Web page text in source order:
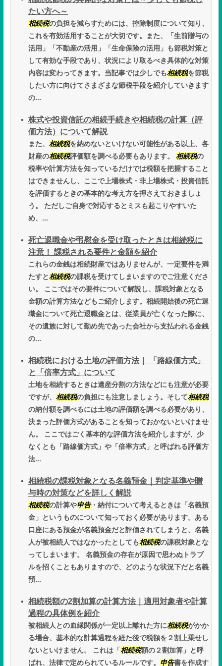
たい方へ～
相続税の負担を減らすためには、控除制度について知り、
これを有効活用することが大切です。また、「生前贈与の
活用」「不動産の活用」「生命保険の活用」も節税対策と
して有効な手段であり、状況により取るべき具体的な対策
内容は変わってきます。当記事では少しでも相続税を節税
したい方に向けてさまざまな節税手段を紹介していきます
の...
株式や投資信託の相続手続きや相続税の計算（評
価方法）について解説
また、 相続税を納めないといけない可能性がある以上、各
財産の相続税評価額を調べる必要もあります。 相続税の
税率や計算方法を知っているだけでは税額を把握すること
はできませんし、ここで上場株式・非上場株式・投資信託
を評価するときの基本的な考え方を押さえておきましょ
う。 ただしご自身で対応するとミスも起こりやすいた
め、...
死亡退職金や弔慰金を受け取ったときは相続税に
注意！ 課税される要件と金額を紹介
これらの金銭は相続財産ではありませんが、一定要件を満
たすと相続税の課税を受けてしまいますのでご注意くださ
い。 ここではその要件について解説し、課税対象となる
金額の計算方法などもご紹介します。相続開始後の死亡退
職金について死亡退職金とは、従業員が亡くなった際に、
その遺族に対して勤め先であった会社から支払われる金銭
の...
相続税における土地の評価方法｜ 「路線価方式」
と「倍率方式」について
土地を相続するときは遺産分割の方法などにも注意が必要
ですが、 相続税の負担にも注意しましょう。そして相続税
の納付額を調べるには土地の評価額を調べる必要があり、
決まった評価方式があることを知っておかないといけませ
ん。 ここではごく基本的な評価方法を紹介しますが、少
なくとも「路線価方式」や「倍率方式」と呼ばれる評価方
法...
相続税の課税対象となる名義預金｜判定基準や贈
与時の対策などを詳しく解説
相続税の計算や申告・納付について考えるときは「名義預
金」というものについて知っておく必要があります。ある
口座にある預金が名義預金だと評価されてしまうと、名義
人が被相続人ではなかったとしても相続税の課税対象とな
ってしまいます。 名義預金の存在が原因で思わぬトラブ
ルを招くこともありますので、どのような状況下だと名義
預...
相続税額の2割加算の計算方法｜適用対象者や計算
過程の具体例を紹介
被相続人との血縁関係が一定以上離れた方に相続税がかか
る場合、基本的な計算過程を経た後で税額を２割上乗せし
ないといけません。 これは「 相続税額の２割加算」と呼
ばれ、法律で定められているルールです。 申告書を作成す